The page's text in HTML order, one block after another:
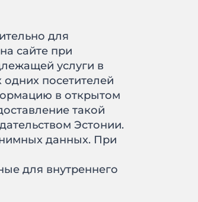
для
сайте при
услуги в
посетителей
в открытом
такой
Эстонии.
данных. При
для внутреннего